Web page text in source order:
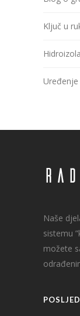
Ključ u
Naše
sistemu
možete